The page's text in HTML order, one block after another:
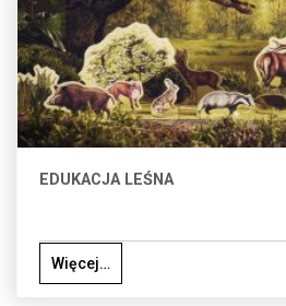
EDUKACJA LEŚNA
Więcej…